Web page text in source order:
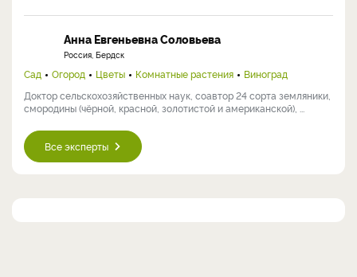
Анна Евгеньевна Соловьева
Россия, Бердск
Сад Огород Цветы Комнатные растения
Виноград
Доктор сельскохозяйственных наук, соавтор 24 сорта земляники,
смородины (чёрной, красной, золотистой и американской), ...
Все эксперты